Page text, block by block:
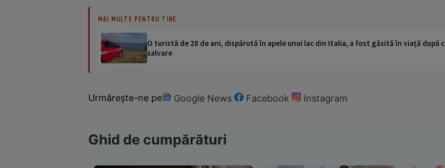
MAI MULTE PENTRU TINE
O turistă de 28 de ani, dispărută în apele unui lac din Italia, a fost găsită în viață după
salvare
Urmărește-ne pe Google News Facebook Instagram
Ghid de cumpărături